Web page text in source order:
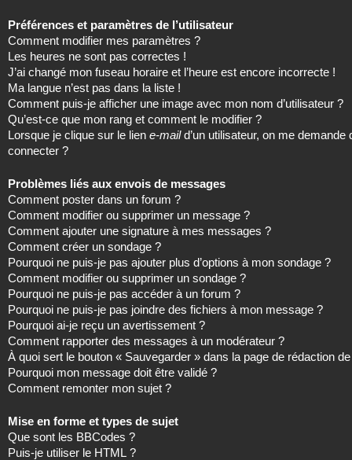
Préférences et paramètres de l’utilisateur
Comment modifier mes paramètres ?
Les heures ne sont pas correctes !
J’ai changé mon fuseau horaire et l’heure est encore incorrecte !
Ma langue n’est pas dans la liste !
Comment puis-je afficher une image avec mon nom d’utilisateur ?
Qu’est-ce que mon rang et comment le modifier ?
Lorsque je clique sur le lien e-maild’un utilisateur, on me demande
connecter ?
Problèmes liés aux envois de messages
Comment poster dans un forum ?
Comment modifier ou supprimer un message ?
Comment ajouter une signature à mes messages ?
Comment créer un sondage ?
Pourquoi ne puis-je pas ajouter plus d’options à mon sondage ?
Comment modifier ou supprimer un sondage ?
Pourquoi ne puis-je pas accéder à un forum ?
Pourquoi ne puis-je pas joindre des fichiers à mon message ?
Pourquoi ai-je reçu un avertissement ?
Comment rapporter des messages à un modérateur ?
À quoi sert le bouton « Sauvegarder » dans la page de rédaction
Pourquoi mon message doit être validé ?
Comment remonter mon sujet ?
Mise en forme et types de sujet
Que sont les BBCodes ?
Puis-je utiliser le HTML ?